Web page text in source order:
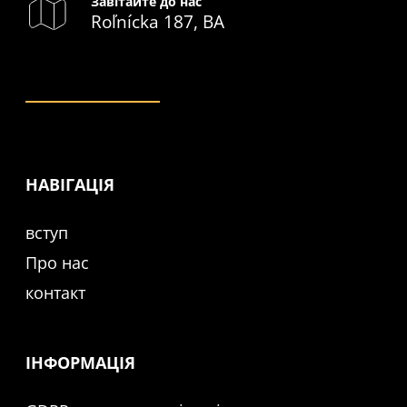
Roľnícka 187, BA
НАВІГАЦІЯ
вступ
Про нас
контакт
ІНФОРМАЦІЯ